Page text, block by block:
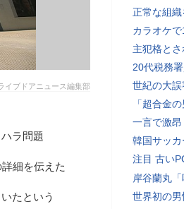
イブドアニュース編集部
ラ問題
細を伝えた
たという
正常な組
カラオケ
主犯格と
20代税務
世紀の大誤
「超合金
一言で激
韓国サッ
注目 古い
岸谷蘭丸「
世界初の